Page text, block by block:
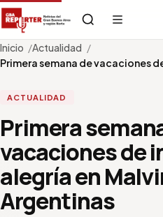
Inicio
Actualidad
Primera semana de vacaciones
ACTUALIDAD
Primera
vacaciones de
alegría en
Argentinas